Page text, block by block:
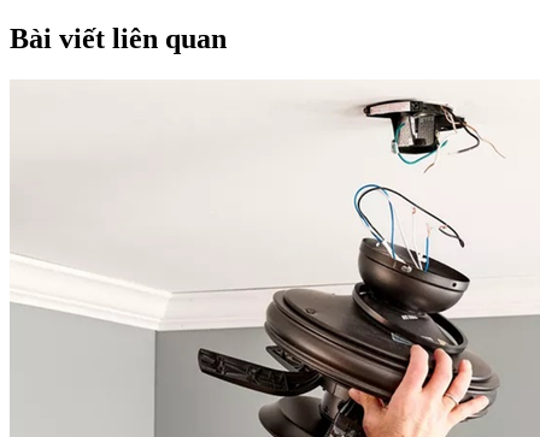
Bài viết liên quan